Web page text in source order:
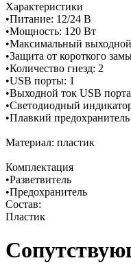
Характеристики
•Питание: 12/24 В
•Мощность: 120 Вт
•Максимальный
•Защита от короткого
•Количество гнезд: 2
•USB порты: 1
•Выходной ток USB
•Светодиодный
•Плавкий
Материал: пластик
Комплектация
•Разветвитель
•Предохранитель
Состав:
Пластик